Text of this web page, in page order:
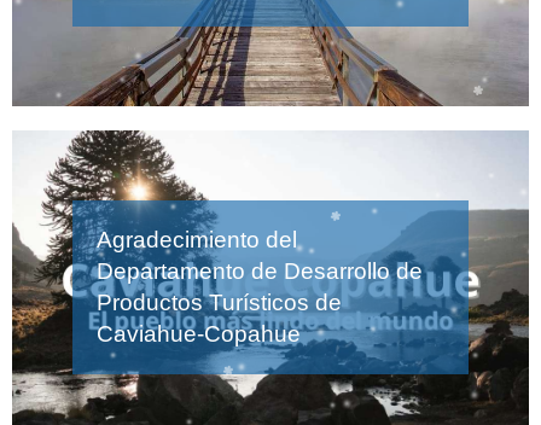
Agradecimiento del
Departamento de Desarrollo de
Productos Turísticos de
Caviahue-Copahue